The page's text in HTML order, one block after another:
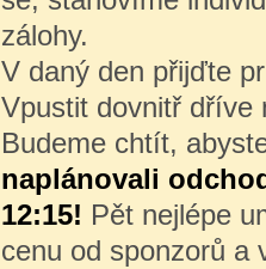
zálohy.
V daný den přijďte
Vpustit dovnitř dříve
Budeme chtít,
naplánovali
12:15! Pět nejlépe
cenu od sponzorů a